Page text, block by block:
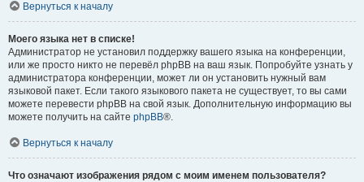
Вернуться к началу
Моего языка нет в списке!
Администратор не установил поддержку вашего языка на конференции,
или же просто никто не перевёл phpBB на ваш язык. Попробуйте узнать у
администратора конференции, может ли он установить нужный вам
языковой пакет. Если такого языкового пакета не существует, то вы сами
можете перевести phpBB на свой язык. Дополнительную информацию вы
можете получить на сайте phpBB®.
Вернуться к началу
Что означают изображения рядом с моим именем пользователя?